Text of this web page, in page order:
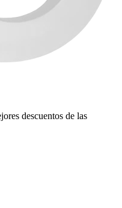
descuentos de las